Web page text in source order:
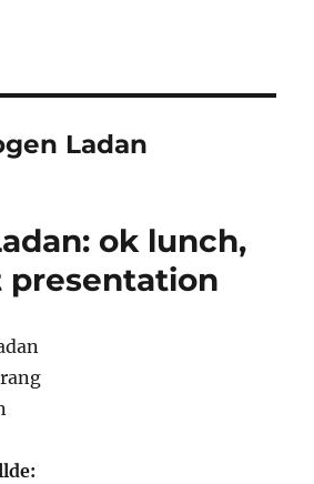
Ladan
ok lunch,
presentation